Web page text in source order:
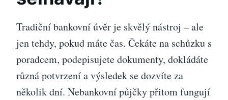
Tradiční bankovní úvěr je skvělý nástroj – ale
jen tehdy, pokud máte čas. Čekáte na schůzku s
poradcem, podepisujete dokumenty, dokládáte
různá potvrzení a výsledek se dozvíte za
několik dní. Nebankovní půjčky přitom fungují